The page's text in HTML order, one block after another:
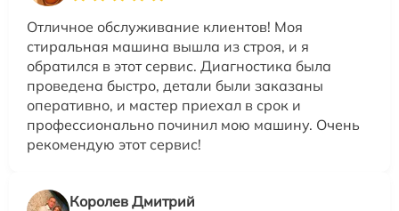
Отличное обслуживание клиентов! Моя
стиральная машина вышла из строя, и я
обратился в этот сервис. Диагностика была
проведена быстро, детали были заказаны
оперативно, и мастер приехал в срок и
профессионально починил мою машину. Очень
рекомендую этот сервис!
Королев Дмитрий